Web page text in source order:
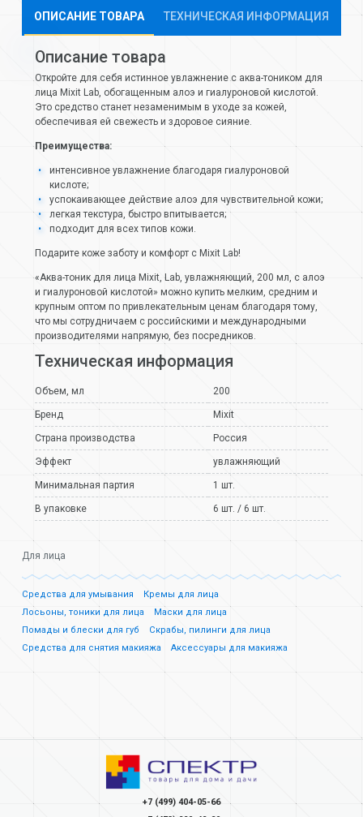
ОПИСАНИЕ ТОВАРА ТЕХНИЧЕСКАЯ ИНФОРМАЦИЯ
Описание товара
Откройте для себя истинное увлажнение с аква-тоником для
лица Mixit Lab, обогащенным алоэ и гиалуроновой кислотой.
Это средство станет незаменимым в уходе за кожей,
обеспечивая ей свежесть и здоровое сияние.
Преимущества:
интенсивное увлажнение благодаря гиалуроновой
кислоте;
успокаивающее действие алоэ для чувствительной кожи;
легкая текстура, быстро впитывается;
подходит для всех типов кожи.
Подарите коже заботу и комфорт с Mixit Lab!
«Аква-тоник для лица Mixit, Lab, увлажняющий, 200 мл, с алоэ
и гиалуроновой кислотой» можно купить мелким, средним и
крупным оптом по привлекательным ценам благодаря тому,
что мы сотрудничаем с российскими и международными
производителями напрямую, без посредников.
Техническая информация
Объем, мл 200
Бренд Mixit
Страна производства Россия
Эффект увлажняющий
Минимальная партия 1 шт.
В упаковке 6 шт. / 6 шт.
Для лица
Средства для умывания
Кремы для лица
Лосьоны, тоники для лица
Маски для лица
Помады и блески для губ
Скрабы, пилинги для лица
Средства для снятия макияжа
Аксессуары для макияжа
+7 (499) 404-05-66